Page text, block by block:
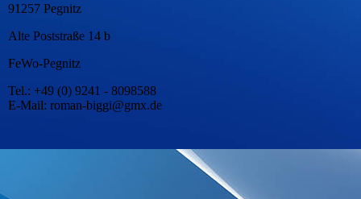
91257 Pegnitz
Alte Poststraße 14 b
FeWo-Pegnitz
Tel.: +49 (0) 9241 - 8098588
E-Mail: roman-biggi@gmx.de